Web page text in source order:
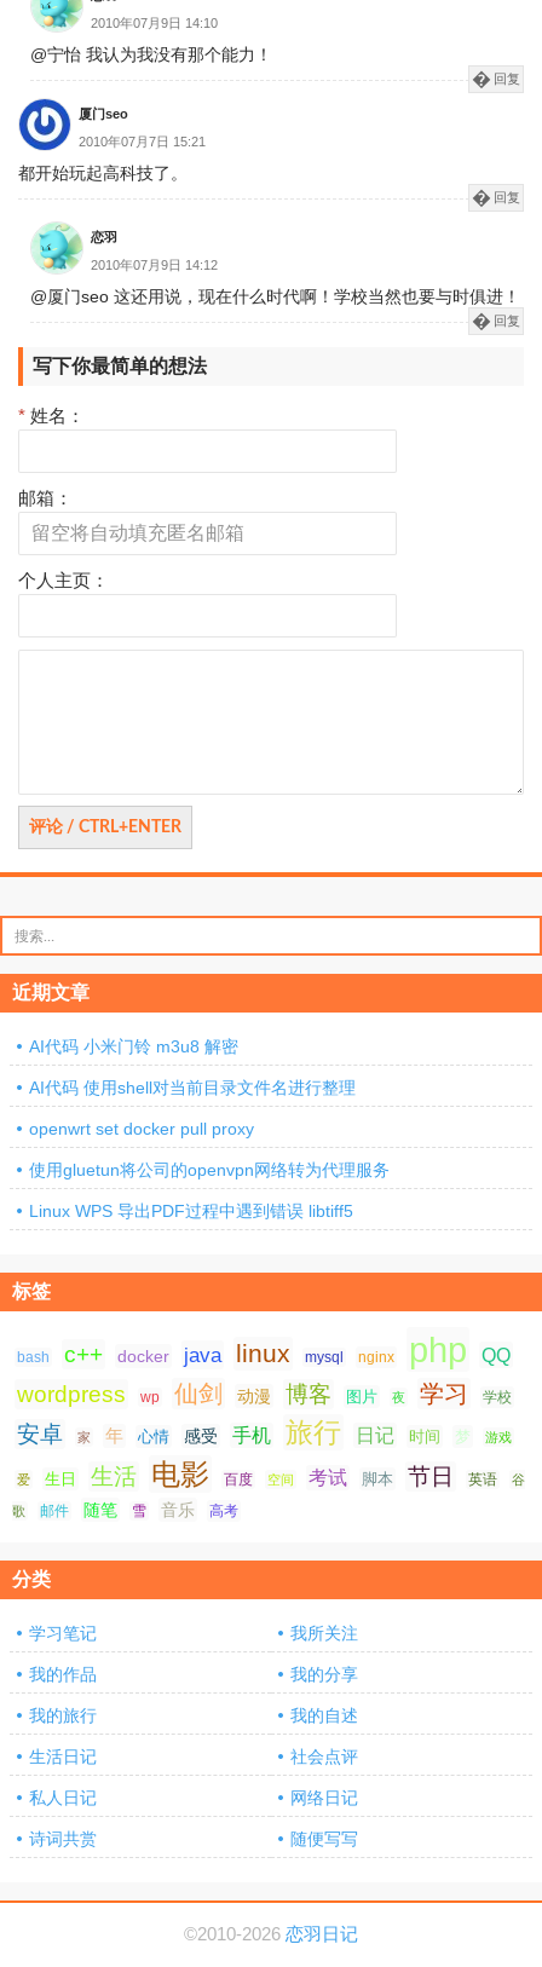
2010年07月9日 14:10
@宁怡 我认为我没有那个能力！
回复
厦门seo
2010年07月7日 15:21
都开始玩起高科技了。
回复
恋羽
2010年07月9日 14:12
@厦门seo 这还用说，现在什么时代啊！学校当然也要与时俱进！
回复
写下你最简单的想法
* 姓名：
邮箱：
个人主页：
索：
近期文章
AI代码 小米门铃 m3u8 解密
AI代码 使用shell对当前目录文件名进行整理
openwrt set docker pull proxy
使用gluetun将公司的openvpn网络转为代理服务
Linux WPS 导出PDF过程中遇到错误 libtiff5
标签
bash c++ docker java linux mysql nginx php QQ
wordpress wp 仙剑 动漫 博客 图片 夜 学习 学校
安卓 家 年 心情 感受 手机 旅行 日记 时间 梦 游戏
爱 生日 生活 电影 百度 空间 考试 脚本 节日 英语 谷
歌 邮件 随笔 雪 音乐 高考
分类
学习笔记 我所关注
我的作品 我的分享
我的旅行 我的自述
生活日记 社会点评
私人日记 网络日记
诗词共赏 随便写写
©2010-2026 恋羽日记